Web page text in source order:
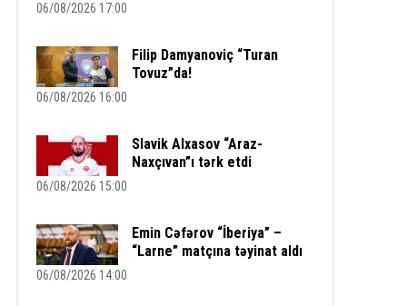
06/08/2026 17:00
Filip Damyanoviç “Turan
Tovuz”da!
06/08/2026 16:00
Slavik Alxasov “Araz-
Naxçıvan”ı tərk etdi
06/08/2026 15:00
Emin Cəfərov “İberiya” –
“Larne” matçına təyinat aldı
06/08/2026 14:00